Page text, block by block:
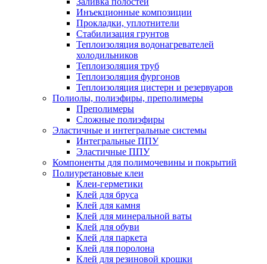
Инъекционные композиции
Прокладки, уплотнители
Стабилизация грунтов
Теплоизоляция водонагревателей
холодильников
Теплоизоляция труб
Теплоизоляция фургонов
Теплоизоляция цистерн и резервуаров
Полиолы, полиэфиры, преполимеры
Преполимеры
Сложные полиэфиры
Эластичные и интегральные системы
Интегральные ППУ
Эластичные ППУ
Компоненты для полимочевины и покрытий
Полиуретановые клеи
Клеи-герметики
Клей для бруса
Клей для камня
Клей для минеральной ваты
Клей для обуви
Клей для паркета
Клей для поролона
Клей для резиновой крошки